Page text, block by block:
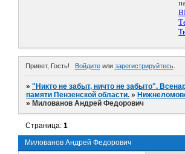
Привет, Гость! Войдитеили зарегистрируйтесь.
»"Никто не забыт, ничто не забыто".
памяти Пензенской области. »
» Милованов Андрей Федорович
Милованов Андрей Федорович
Страница:1